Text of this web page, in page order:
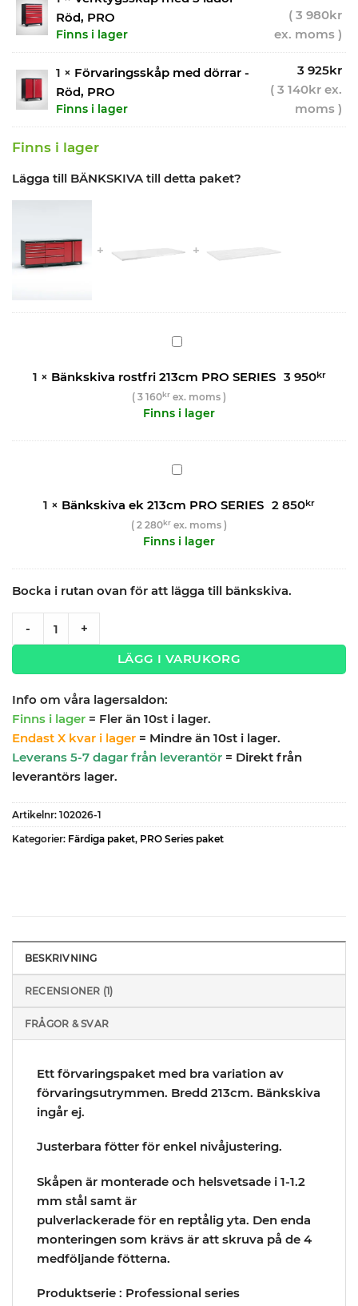
Röd, PRO
Finns i lager
( 3 980kr
ex. moms )
1 × Förvaringsskåp med dörrar -
Röd, PRO
Finns i lager
3 925kr
( 3 140kr ex.
moms )
Finns i lager
Lägga till BÄNKSKIVA till detta paket?
Bänkskiva
213cm
PRO
SERIES
1 × Bänkskiva rostfri 213cm PRO SERIES 3 950kr
( 3 160kr ex. moms )
Finns i lager
Bänkskiva
213cm
PRO
SERIES
1 × Bänkskiva ek 213cm PRO SERIES 2 850kr
( 2 280kr ex. moms )
Finns i lager
Bocka i rutan ovan för att lägga till bänkskiva.
- +
LÄGG I VARUKORG
Info om våra lagersaldon:
Finns i lager = Fler än 10st i lager.
Endast X kvar i lager = Mindre än 10st i lager.
Leverans 5-7 dagar från leverantör = Direkt från
leverantörs lager.
Artikelnr: 102026-1
Kategorier: Färdiga paket, PRO Series paket
BESKRIVNING
RECENSIONER (1)
FRÅGOR & SVAR
Ett förvaringspaket med bra variation av
förvaringsutrymmen. Bredd 213cm. Bänkskiva
ingår ej.
Justerbara fötter för enkel nivåjustering.
Skåpen är monterade och helsvetsade i 1-1.2
mm stål samt är
pulverlackerade för en reptålig yta. Den enda
monteringen som krävs är att skruva på de 4
medföljande fötterna.
Produktserie : Professional series